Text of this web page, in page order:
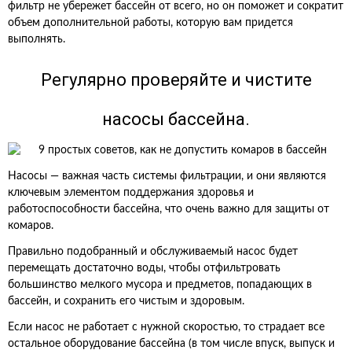
фильтр не убережет бассейн от всего, но он поможет и сократит
объем дополнительной работы, которую вам придется
выполнять.
Регулярно проверяйте и чистите
насосы бассейна.
Насосы — важная часть системы фильтрации, и они являются
ключевым элементом поддержания здоровья и
работоспособности бассейна, что очень важно для защиты от
комаров.
Правильно подобранный и обслуживаемый насос будет
перемещать достаточно воды, чтобы отфильтровать
большинство мелкого мусора и предметов, попадающих в
бассейн, и сохранить его чистым и здоровым.
Если насос не работает с нужной скоростью, то страдает все
остальное оборудование бассейна (в том числе впуск, выпуск и